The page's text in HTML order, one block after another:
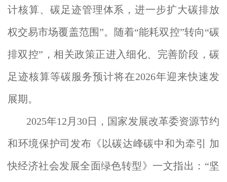
计核算、碳足迹管理体系，进一步扩大碳排放
权交易市场覆盖范围”。随着“能耗双控”转向“碳
排双控”，相关政策正进入细化、完善阶段，碳
足迹核算等碳服务预计将在2026年迎来快速发
展期。
2025年12月30日，国家发展改革委资源节约
和环境保护司发布《以碳达峰碳中和为牵引 加
快经济社会发展全面绿色转型》一文指出：“坚